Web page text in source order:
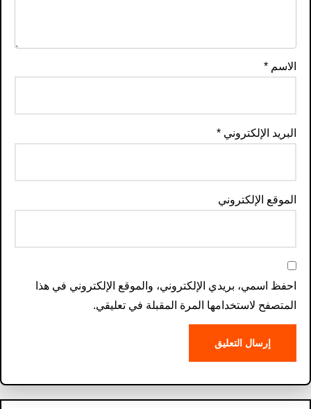
الاسم*
البريد الإلكتروني*
الموقع الإلكتروني
احفظ اسمي، بريدي الإلكتروني، والموقع الإلكتروني في هذا
المتصفح لاستخدامها المرة المقبلة في تعليقي.